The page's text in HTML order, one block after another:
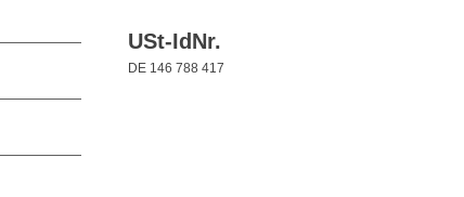
USt-IdNr.
DE 146 788 417